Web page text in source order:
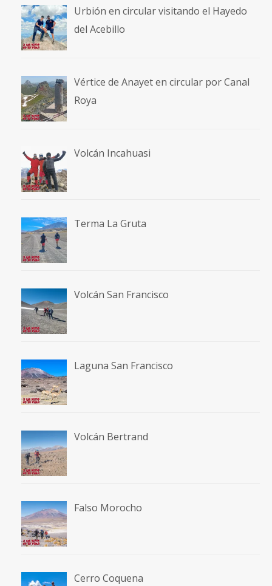
Urbión en circular visitando el Hayedo
del Acebillo
Vértice de Anayet en circular por Canal
Roya
Volcán Incahuasi
Terma La Gruta
Volcán San Francisco
Laguna San Francisco
Volcán Bertrand
Falso Morocho
Cerro Coquena